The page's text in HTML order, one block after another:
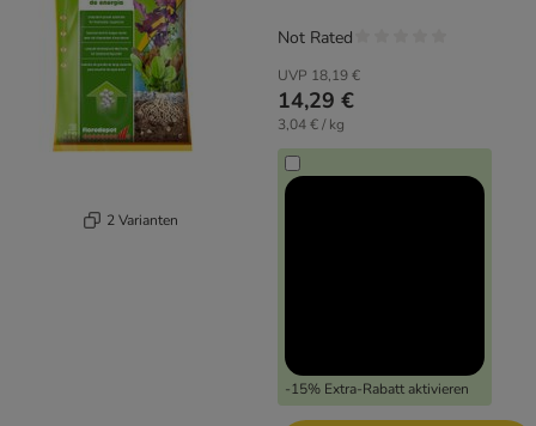
2 Varianten
UVP 18,19 €
14,29 €
3,04 € / kg
-15% Extra-Rabatt aktivieren
Not Rated